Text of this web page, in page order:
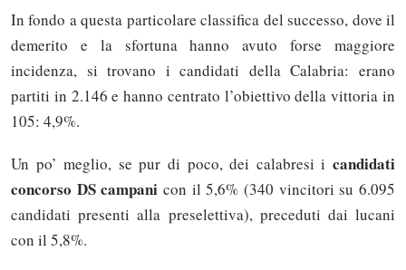
In fondo a questa particolare classifica del successo, dove il
demerito e la sfortuna hanno avuto forse maggiore
incidenza, si trovano i candidati della Calabria: erano
partiti in 2.146 e hanno centrato l’obiettivo della vittoria in
105: 4,9%.
Un po’ meglio, se pur di poco, dei calabresi i candidati
concorso DS campani con il 5,6% (340 vincitori su 6.095
candidati presenti alla preselettiva), preceduti dai lucani
con il 5,8%.